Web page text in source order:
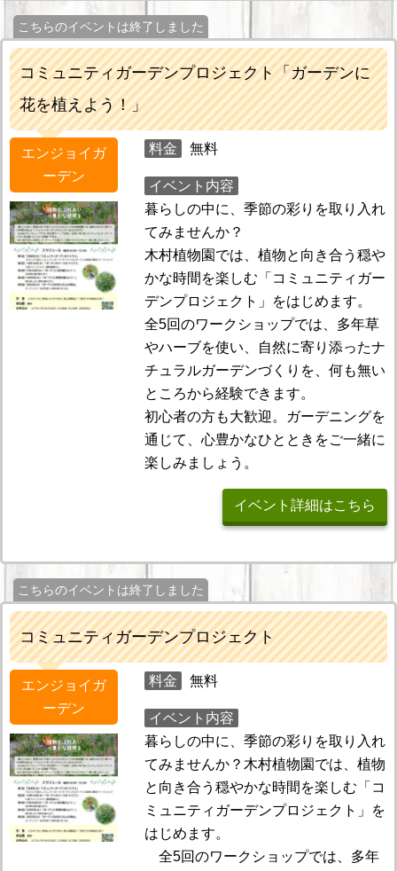
こちらのイベントは終了しました
コミュニティガーデンプロジェクト「ガーデンに
花を植えよう！」
エンジョイガ
ーデン
料金 無料
イベント内容
暮らしの中に、季節の彩りを取り入れ
てみませんか？
木村植物園では、植物と向き合う穏や
かな時間を楽しむ「コミュニティガー
デンプロジェクト」をはじめます。
全5回のワークショップでは、多年草
やハーブを使い、自然に寄り添ったナ
チュラルガーデンづくりを、何も無い
ところから経験できます。
初心者の方も大歓迎。ガーデニングを
通じて、心豊かなひとときをご一緒に
楽しみましょう。
イベント詳細はこちら
こちらのイベントは終了しました
コミュニティガーデンプロジェクト
エンジョイガ
ーデン
料金 無料
イベント内容
暮らしの中に、季節の彩りを取り入れ
てみませんか？木村植物園では、植物
と向き合う穏やかな時間を楽しむ「コ
ミュニティガーデンプロジェクト」を
はじめます。
全5回のワークショップでは、多年